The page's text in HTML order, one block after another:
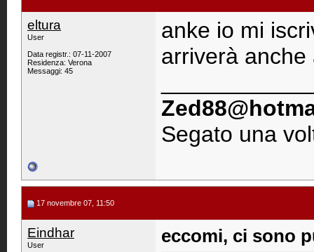
eltura
User
Data registr.: 07-11-2007
Residenza: Verona
Messaggi: 45
anke io mi
arriverà
Segato una
17 novembre 07, 11:50
Eindhar
User eccomi, ci sono